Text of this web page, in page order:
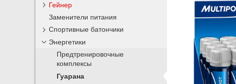
Гейнер
Заменители питания
Спортивные батончики
Энергетики
Предтренировочные
комплексы
Гуарана